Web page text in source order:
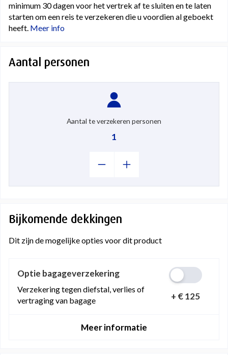
minimum 30 dagen voor het vertrek af te sluiten en te laten
starten om een reis te verzekeren die u voordien al geboekt
heeft. Meer info
Aantal personen
Aantal te verzekeren personen
1
Bijkomende dekkingen
Dit zijn de mogelijke opties voor dit product
Optie bagageverzekering
Verzekering tegen diefstal, verlies of
vertraging van bagage
+ € 125
Meer informatie